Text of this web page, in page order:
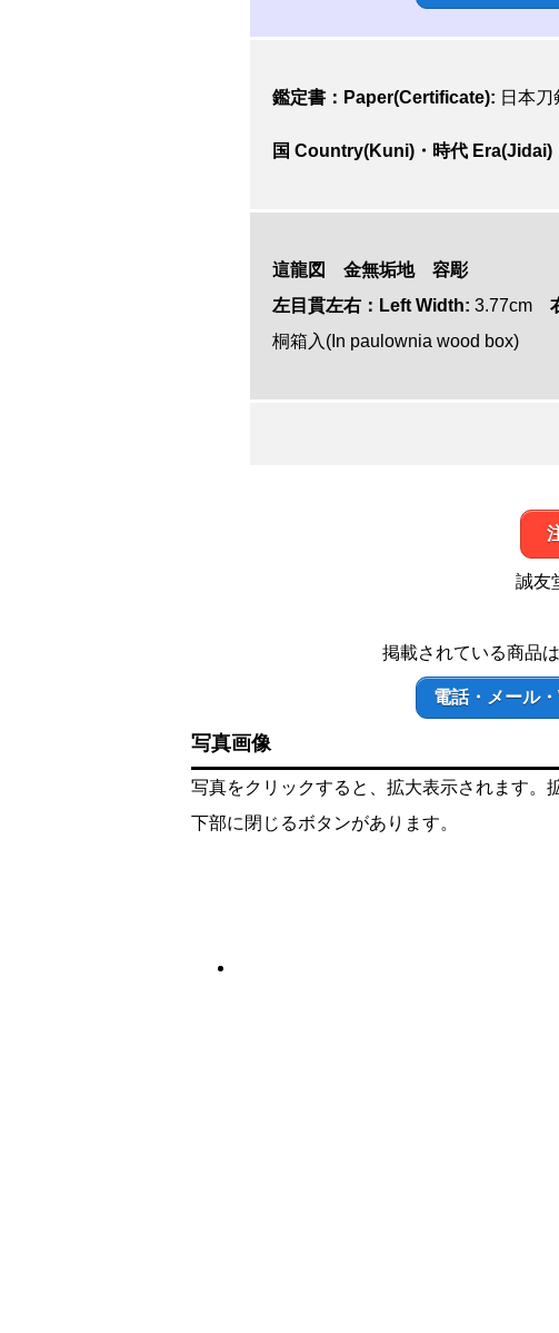
鑑定書：Paper(Certificate): 日本
国 Country(Kuni)・時代 Era(Jidai)
這龍図 金無垢地 容彫
左目貫左右：Left Width: 3.77cm
桐箱入(In paulownia wood box)
誠友
掲載されている商品
電話・メール
写真画像
写真をクリックすると、拡大表示されます。
下部に閉じるボタンがあります。